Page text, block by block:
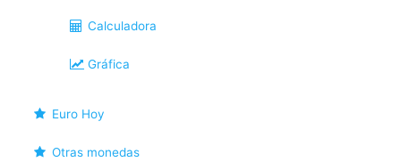
Calculadora
Gráfica
Euro Hoy
Otras monedas